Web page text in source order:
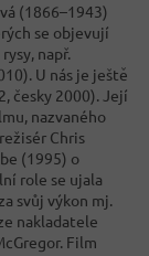
(1866–1943)
se objevují
např.
U nás je ještě
česky 2000). Její
nazvaného
Chris
(1995) o
role se ujala
svůj výkon mj.
nakladatele
Film